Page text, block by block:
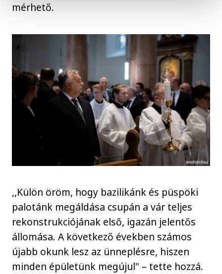
mérhető.
,,Külön öröm, hogy bazilikánk és püspöki
palotánk megáldása csupán a vár teljes
rekonstrukciójának első, igazán jelentős
állomása. A következő években számos
újabb okunk lesz az ünneplésre, hiszen
minden épületünk megújul" – tette hozzá.